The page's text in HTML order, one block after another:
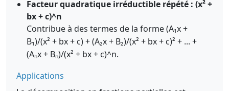
Facteur quadratique irréductible répété : (x² +
bx + c)^n
Contribue à des termes de la forme (A₁x +
B₁)/(x² + bx + c) + (A₂x + B₂)/(x² + bx + c)² + ... +
(Aₙx + Bₙ)/(x² + bx + c)^n.
Applications